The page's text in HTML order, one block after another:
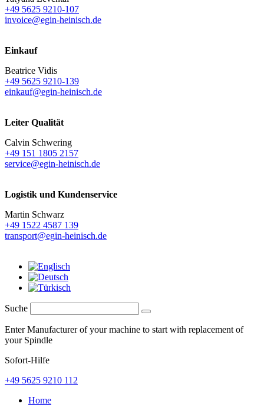
+49 5625 9210-107
invoice@egin-heinisch.de
Einkauf
Beatrice Vidis
+49 5625 9210-139
einkauf@egin-heinisch.de
Leiter Qualität
Calvin Schwering
+49 151 1805 2157
service@egin-heinisch.de
Logistik und Kundenservice
Martin Schwarz
+49 1522 4587 139
transport@egin-heinisch.de
Suche
Enter Manufacturer of your machine to start with replacement of
your Spindle
Sofort-Hilfe
+49 5625 9210 112
Home